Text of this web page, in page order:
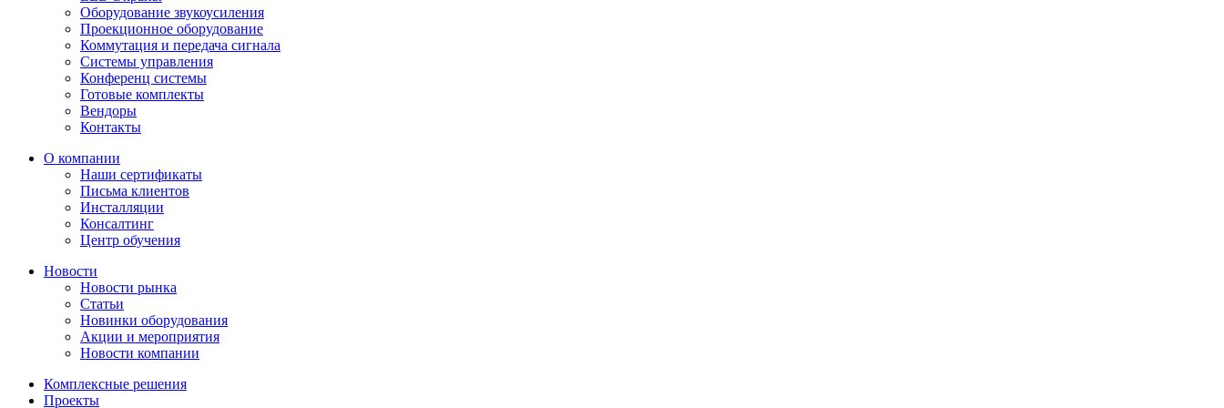
Оборудование звукоусиления
Проекционное оборудование
Коммутация и передача сигнала
Системы управления
Конференц системы
Готовые комплекты
Вендоры
Контакты
О компании
Наши сертификаты
Письма клиентов
Инсталляции
Консалтинг
Центр обучения
Новости
Новости рынка
Статьи
Новинки оборудования
Акции и мероприятия
Новости компании
Комплексные решения
Проекты